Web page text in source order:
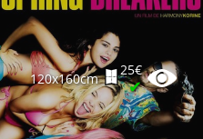
120x160cm
25€
✔